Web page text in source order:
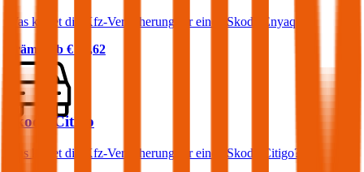
Was kostet die Kfz-Versicherung für einen Skoda Enyaq?
Prämie ab € 47,62
Skoda Citigo
Was kostet die Kfz-Versicherung für einen Skoda Citigo?